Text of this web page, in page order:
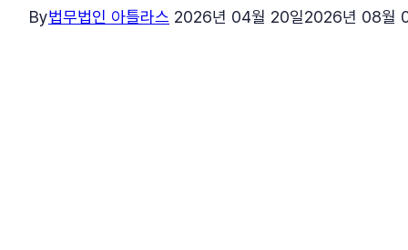
By법무법인 아틀라스 2026년 04월 20일2026년 08월